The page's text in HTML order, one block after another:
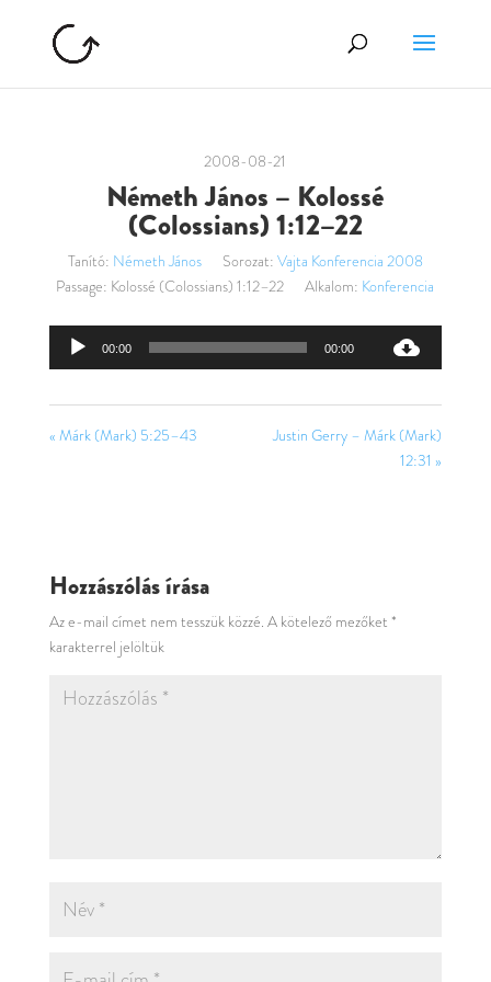
2008-08-21
Németh János – Kolossé
(Colossians) 1:12–22
Tanító: Németh János Sorozat: Vajta Konferencia 2008
Passage: Kolossé (Colossians) 1:12–22 Alkalom: Konferencia
Audió
00:00 00:00
« Márk (Mark) 5:25–43
Justin Gerry – Márk (Mark)
12:31 »
Hozzászólás írása
Az e-mail címet nem tesszük közzé. A kötelező mezőket *
karakterrel jelöltük